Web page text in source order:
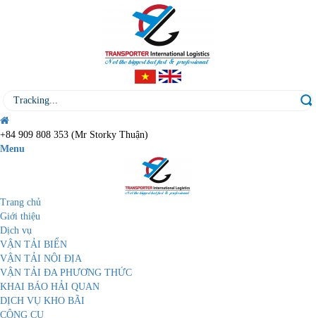
+84 909 808 353 (Mr Storky Thuận)
Menu
Trang chủ
Giới thiệu
Dịch vụ
VẬN TẢI BIỂN
VẬN TẢI NỘI ĐỊA
VẬN TẢI ĐA PHƯƠNG THỨC
KHAI BÁO HẢI QUAN
DỊCH VỤ KHO BÃI
CÔNG CỤ